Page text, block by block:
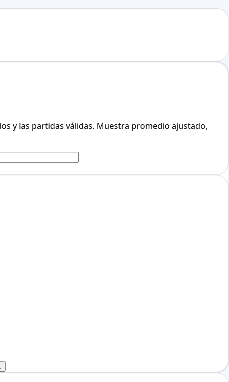
y las partidas válidas. Muestra promedio ajustado,